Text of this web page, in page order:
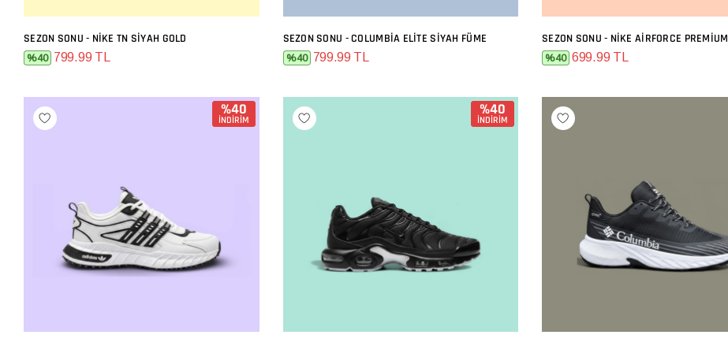
SEPETE EKLE
SEZON SONU - NIKE TN SIYAH GOLD
%40 799.99 TL
SEPETE EKLE
SEZON SONU - COLUMBIA ELITE SIYAH FÜME
%40 799.99 TL
SEPETE EKLE
%40 699.99 TL
%40
İNDİRİM
%40
İNDİRİM